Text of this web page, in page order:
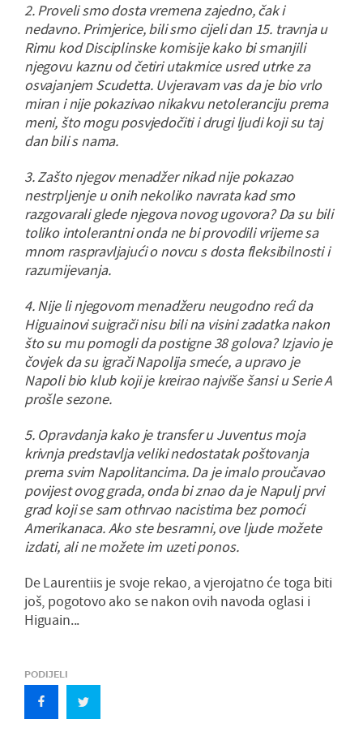
2. Proveli smo dosta vremena zajedno, čak i
nedavno. Primjerice, bili smo cijeli dan 15. travnja u
Rimu kod Disciplinske komisije kako bi smanjili
njegovu kaznu od četiri utakmice usred utrke za
osvajanjem Scudetta. Uvjeravam vas da je bio vrlo
miran i nije pokazivao nikakvu netoleranciju prema
meni, što mogu posvjedočiti i drugi ljudi koji su taj
dan bili s nama.
3. Zašto njegov menadžer nikad nije pokazao
nestrpljenje u onih nekoliko navrata kad smo
razgovarali glede njegova novog ugovora? Da su bili
toliko intolerantni onda ne bi provodili vrijeme sa
mnom raspravljajući o novcu s dosta fleksibilnosti i
razumijevanja.
4. Nije li njegovom menadžeru neugodno reći da
Higuainovi suigrači nisu bili na visini zadatka nakon
što su mu pomogli da postigne 38 golova? Izjavio je
čovjek da su igrači Napolija smeće, a upravo je
Napoli bio klub koji je kreirao najviše šansi u Serie A
prošle sezone.
5. Opravdanja kako je transfer u Juventus moja
krivnja predstavlja veliki nedostatak poštovanja
prema svim Napolitancima. Da je imalo proučavao
povijest ovog grada, onda bi znao da je Napulj prvi
grad koji se sam othrvao nacistima bez pomoći
Amerikanaca. Ako ste besramni, ove ljude možete
izdati, ali ne možete im uzeti ponos.
De Laurentiis je svoje rekao, a vjerojatno će toga biti
još, pogotovo ako se nakon ovih navoda oglasi i
Higuain...
PODIJELI